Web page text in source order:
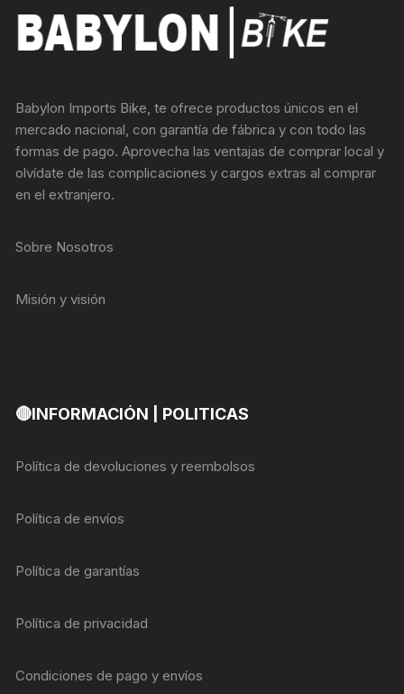
Babylon Imports Bike, te ofrece productos únicos en el
mercado nacional, con garantía de fábrica y con todo las
formas de pago. Aprovecha las ventajas de comprar local y
olvídate de las complicaciones y cargos extras al comprar
en el extranjero.
Sobre Nosotros
Misión y visión
🔴INFORMACIÓN | POLITICAS
Política de devoluciones y reembolsos
Política de envíos
Política de garantías
Política de privacidad
Condiciones de pago y envíos